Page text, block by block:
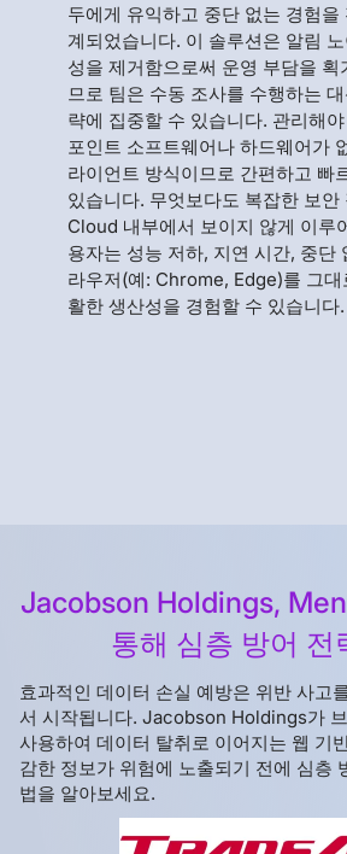
두에게 유익하고 중단 없는 경험을
계되었습니다. 이 솔루션은 알림
성을 제거함으로써 운영 부담을 획
므로 팀은 수동 조사를 수행하는
략에 집중할 수 있습니다. 관리해
포인트 소프트웨어나 하드웨어가
라이언트 방식이므로 간편하고 빠
있습니다. 무엇보다도 복잡한 보
Cloud 내부에서 보이지 않게 이루
용자는 성능 저하, 지연 시간, 중단
라우저(예: Chrome, Edge)를 그대
활한 생산성을 경험할 수 있습니다.
Jacobson Holdings,
통해 심층 방어 전
효과적인 데이터 손실 예방은 위반 사고
서 시작됩니다. Jacobson Holdings가
사용하여 데이터 탈취로 이어지는 웹 기
감한 정보가 위험에 노출되기 전에 심층
법을 알아보세요.